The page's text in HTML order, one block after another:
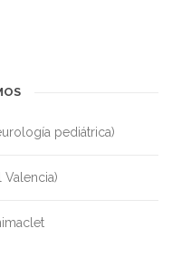
pediátrica)
Valencia)